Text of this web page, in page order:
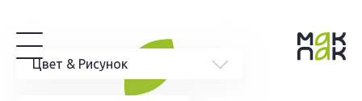
Цвет & Рисунок